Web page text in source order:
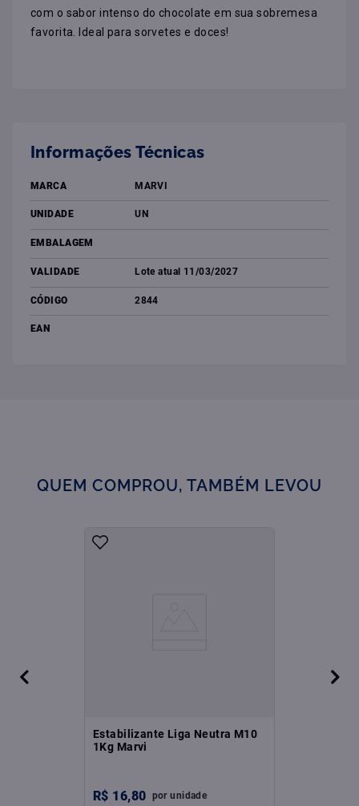
com o sabor intenso do chocolate em sua sobremesa
favorita. Ideal para sorvetes e doces!
Informações Técnicas
MARCA MARVI
UNIDADE UN
EMBALAGEM
VALIDADE Lote atual 11/03/2027
CÓDIGO 2844
EAN
QUEM COMPROU, TAMBÉM LEVOU
Estabilizante Liga Neutra M10
1Kg Marvi
R$ 16,80 porunidade